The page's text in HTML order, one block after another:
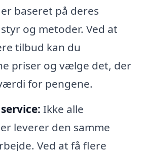
baseret på deres
og metoder. Ved at
tilbud kan du
priser og vælge det, der
for pengene.
Ikke alle
leverer den samme
Ved at få flere